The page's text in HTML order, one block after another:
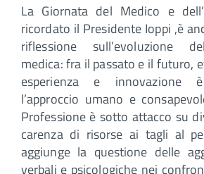
La Giornata del Medico e
ricordato il Presidente Ioppi ,è
riflessione sull’evoluzione
medica: fra il passato e il futuro,
esperienza e innovazione
l’approccio umano e
Professione è sotto attacco su
carenza di risorse ai tagli al
aggiunge la questione delle
verbali e psicologiche nei